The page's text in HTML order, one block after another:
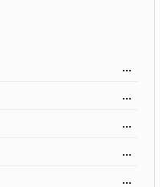
...
...
...
...
...